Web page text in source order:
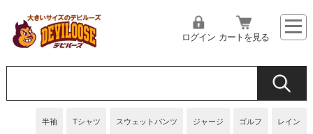
半袖 Tシャツ スウェットパンツ ジャージ ゴルフ レイン
ログイン カートを見る